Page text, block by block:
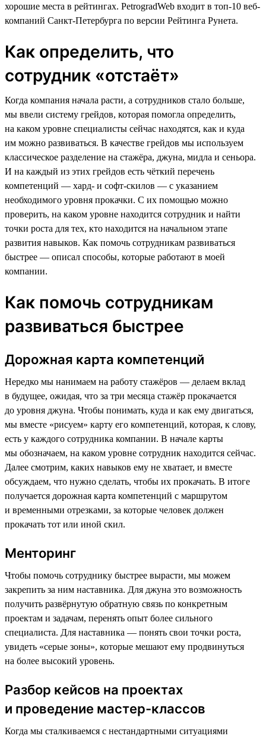
хорошие места в рейтингах. PetrogradWeb входит в топ-10 веб-
компаний Санкт-Петербурга по версии Рейтинга Рунета.
Как определить, что
сотрудник «‎отстаёт»‎
Когда компания начала расти, а сотрудников стало больше,
мы ввели систему грейдов, которая помогла определить,
на каком уровне специалисты сейчас находятся, как и куда
им можно развиваться. В качестве грейдов мы используем
классическое разделение на стажёра, джуна, мидла и сеньора.
И на каждый из этих грейдов есть чёткий перечень
компетенций — хард- и софт-скилов — с указанием
необходимого уровня прокачки. С их помощью можно
проверить, на каком уровне находится сотрудник и найти
точки роста для тех, кто находится на начальном этапе
развития навыков. Как помочь сотрудникам развиваться
быстрее — описал способы, которые работают в моей
компании.
Как помочь сотрудникам
развиваться быстрее
Дорожная карта компетенций
Нередко мы нанимаем на работу стажёров — делаем вклад
в будущее, ожидая, что за три месяца стажёр прокачается
до уровня джуна. Чтобы понимать, куда и как ему двигаться,
мы вместе «рисуем»‎ карту его компетенций, которая, к слову,
есть у каждого сотрудника компании. В начале карты
мы обозначаем, на каком уровне сотрудник находится сейчас.
Далее смотрим, каких навыков ему не хватает, и вместе
обсуждаем, что нужно сделать, чтобы их прокачать. В итоге
получается дорожная карта компетенций с маршрутом
и временными отрезками, за которые человек должен
прокачать тот или иной скил.
Менторинг
Чтобы помочь сотруднику быстрее вырасти, мы можем
закрепить за ним наставника. Для джуна это возможность
получить развёрнутую обратную связь по конкретным
проектам и задачам, перенять опыт более сильного
специалиста. Для наставника — понять свои точки роста,
увидеть «‎серые зоны»‎, которые мешают ему продвинуться
на более высокий уровень.
Разбор кейсов на проектах
и проведение мастер-классов
Когда мы сталкиваемся с нестандартными ситуациями